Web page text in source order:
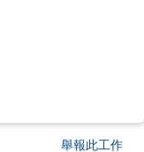
舉報此工作